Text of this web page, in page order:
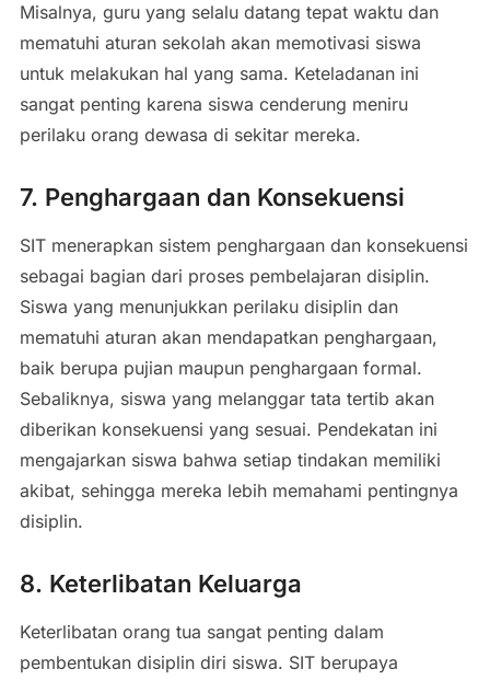
Misalnya, guru yang selalu datang tepat waktu dan
mematuhi aturan sekolah akan memotivasi siswa
untuk melakukan hal yang sama. Keteladanan ini
sangat penting karena siswa cenderung meniru
perilaku orang dewasa di sekitar mereka.
7. Penghargaan dan Konsekuensi
SIT menerapkan sistem penghargaan dan konsekuensi
sebagai bagian dari proses pembelajaran disiplin.
Siswa yang menunjukkan perilaku disiplin dan
mematuhi aturan akan mendapatkan penghargaan,
baik berupa pujian maupun penghargaan formal.
Sebaliknya, siswa yang melanggar tata tertib akan
diberikan konsekuensi yang sesuai. Pendekatan ini
mengajarkan siswa bahwa setiap tindakan memiliki
akibat, sehingga mereka lebih memahami pentingnya
disiplin.
8. Keterlibatan Keluarga
Keterlibatan orang tua sangat penting dalam
pembentukan disiplin diri siswa. SIT berupaya